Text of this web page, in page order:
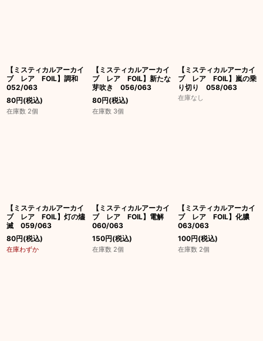
【ミスティカルアーカイ
ブ レア FOIL】調和
052/063
80円(税込)
在庫数 2個
【ミスティカルアーカイ
ブ レア FOIL】新たな
芽吹き 056/063
80円(税込)
在庫数 3個
【ミスティカルアーカイ
ブ レア FOIL】嵐の乗
り切り 058/063
在庫なし
【ミスティカルアーカイ
ブ レア FOIL】灯の燼
滅 059/063
80円(税込)
在庫わずか
【ミスティカルアーカイ
ブ レア FOIL】電解
060/063
150円(税込)
在庫数 2個
【ミスティカルアーカイ
ブ レア FOIL】化膿
063/063
100円(税込)
在庫数 2個